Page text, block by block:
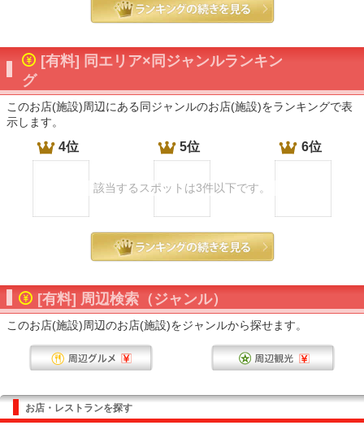
[有料] 同エリア×同ジャンルランキン
グ
このお店(施設)周辺にある同ジャンルのお店(施設)をランキングで表
示します。
4位 5位 6位
該当するスポットは3件以下です。
[有料] 周辺検索（ジャンル）
このお店(施設)周辺のお店(施設)をジャンルから探せます。
お店・レストランを探す